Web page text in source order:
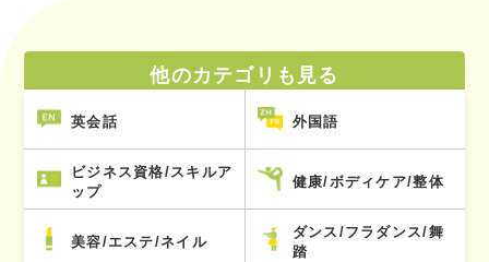
他のカテゴリも見る
英会話 外国語
ビジネス資格/スキルア
ップ
健康/ボディケア/整体
美容/エステ/ネイル
ダンス/フラダンス/舞
踏